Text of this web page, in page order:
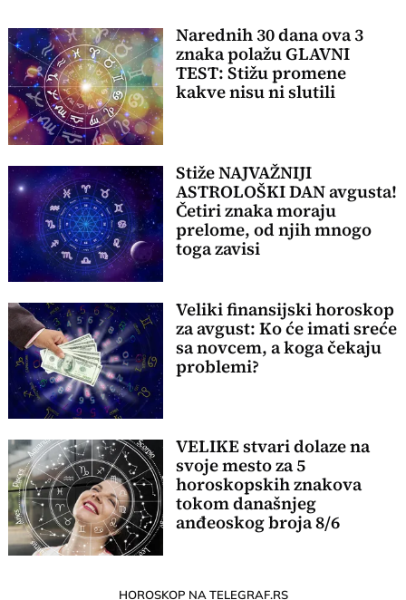
Narednih 30 dana ova 3
znaka polažu GLAVNI
TEST: Stižu promene
kakve nisu ni slutili
Stiže NAJVAŽNIJI
ASTROLOŠKI DAN avgusta!
Četiri znaka moraju
prelome, od njih mnogo
toga zavisi
Veliki finansijski horoskop
za avgust: Ko će imati sreće
sa novcem, a koga čekaju
problemi?
VELIKE stvari dolaze na
svoje mesto za 5
horoskopskih znakova
tokom današnjeg
anđeoskog broja 8/6
HOROSKOP NA TELEGRAF.RS